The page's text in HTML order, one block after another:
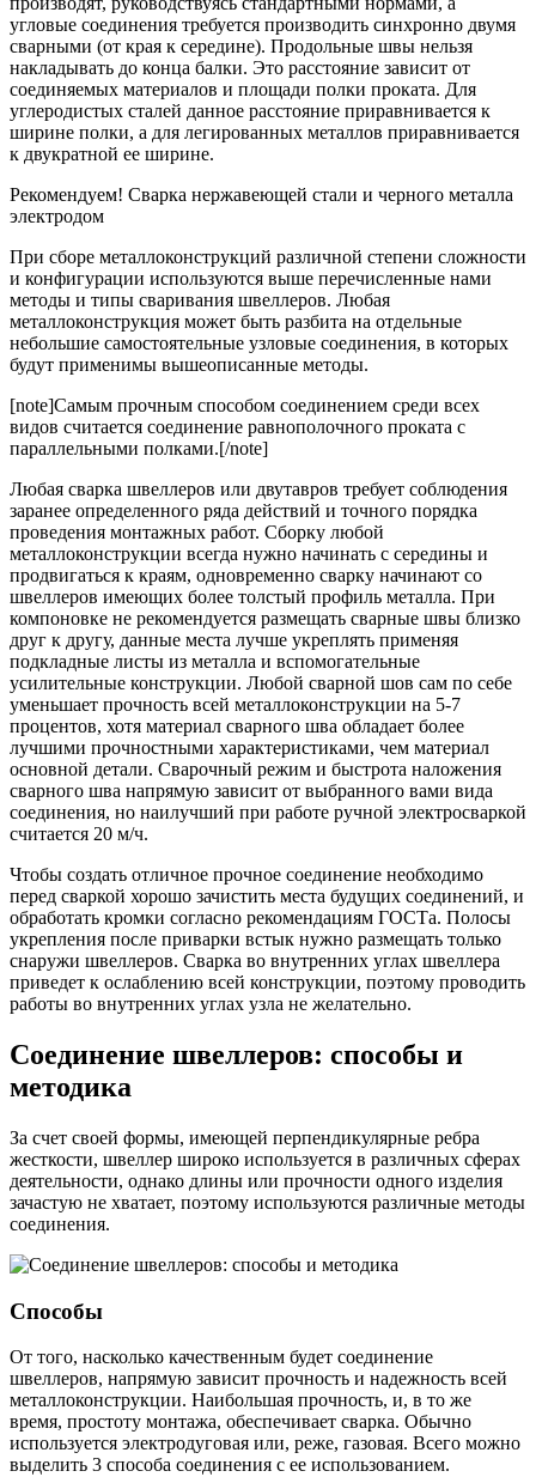
угловые соединения требуется производить синхронно двумя
сварными (от края к середине). Продольные швы нельзя
накладывать до конца балки. Это расстояние зависит от
соединяемых материалов и площади полки проката. Для
углеродистых сталей данное расстояние приравнивается к
ширине полки, а для легированных металлов приравнивается
к двукратной ее ширине.
Рекомендуем! Сварка нержавеющей стали и черного металла
электродом
При сборе металлоконструкций различной степени сложности
и конфигурации используются выше перечисленные нами
методы и типы сваривания швеллеров. Любая
металлоконструкция может быть разбита на отдельные
небольшие самостоятельные узловые соединения, в которых
будут применимы вышеописанные методы.
[note]Самым прочным способом соединением среди всех
видов считается соединение равнополочного проката с
параллельными полками.[/note]
Любая сварка швеллеров или двутавров требует соблюдения
заранее определенного ряда действий и точного порядка
проведения монтажных работ. Сборку любой
металлоконструкции всегда нужно начинать с середины и
продвигаться к краям, одновременно сварку начинают со
швеллеров имеющих более толстый профиль металла. При
компоновке не рекомендуется размещать сварные швы близко
друг к другу, данные места лучше укреплять применяя
подкладные листы из металла и вспомогательные
усилительные конструкции. Любой сварной шов сам по себе
уменьшает прочность всей металлоконструкции на 5-7
процентов, хотя материал сварного шва обладает более
лучшими прочностными характеристиками, чем материал
основной детали. Сварочный режим и быстрота наложения
сварного шва напрямую зависит от выбранного вами вида
соединения, но наилучший при работе ручной электросваркой
считается 20 м/ч.
Чтобы создать отличное прочное соединение необходимо
перед сваркой хорошо зачистить места будущих соединений, и
обработать кромки согласно рекомендациям ГОСТа. Полосы
укрепления после приварки встык нужно размещать только
снаружи швеллеров. Сварка во внутренних углах швеллера
приведет к ослаблению всей конструкции, поэтому проводить
работы во внутренних углах узла не желательно.
Соединение швеллеров: способы и
методика
За счет своей формы, имеющей перпендикулярные ребра
жесткости, швеллер широко используется в различных сферах
деятельности, однако длины или прочности одного изделия
зачастую не хватает, поэтому используются различные методы
соединения.
Способы
От того, насколько качественным будет соединение
швеллеров, напрямую зависит прочность и надежность всей
металлоконструкции. Наибольшая прочность, и, в то же
время, простоту монтажа, обеспечивает сварка. Обычно
используется электродуговая или, реже, газовая. Всего можно
выделить 3 способа соединения с ее использованием.